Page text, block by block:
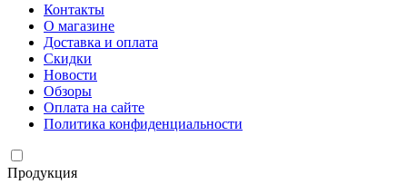
Контакты
О магазине
Доставка и оплата
Скидки
Новости
Обзоры
Оплата на сайте
Политика конфиденциальности
Продукция